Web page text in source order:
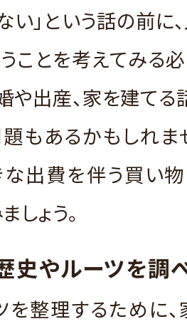
ない」という話の前
ことを考えてみる
や出産、家を建てる
もあるかもしれま
な出費を伴う買い
しょう。
やルーツを調
を整理するために